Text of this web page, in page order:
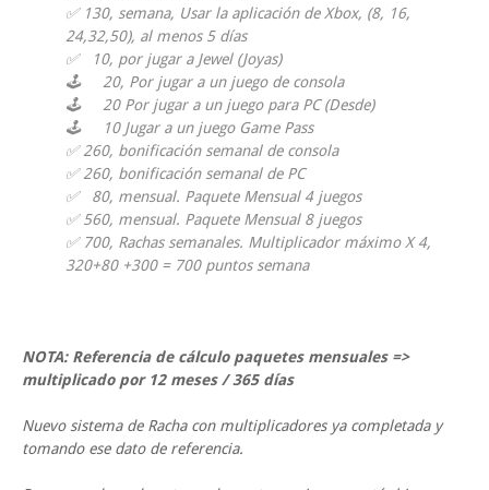
✅ 130, semana, Usar la aplicación de Xbox, (8, 16,
24,32,50), al menos 5 días
✅ 10, por jugar a Jewel (Joyas)
🕹 20, Por jugar a un juego de consola
🕹 20 Por jugar a un juego para PC (Desde)
🕹 10 Jugar a un juego Game Pass
✅ 260, bonificación semanal de consola
✅ 260, bonificación semanal de PC
✅ 80, mensual. Paquete Mensual 4 juegos
✅ 560, mensual. Paquete Mensual 8 juegos
✅ 700, Rachas semanales. Multiplicador máximo X 4,
320+80 +300 = 700 puntos semana
NOTA: Referencia de cálculo paquetes mensuales =>
multiplicado por 12 meses / 365 días
Nuevo sistema de Racha con multiplicadores ya completada y
tomando ese dato de referencia.